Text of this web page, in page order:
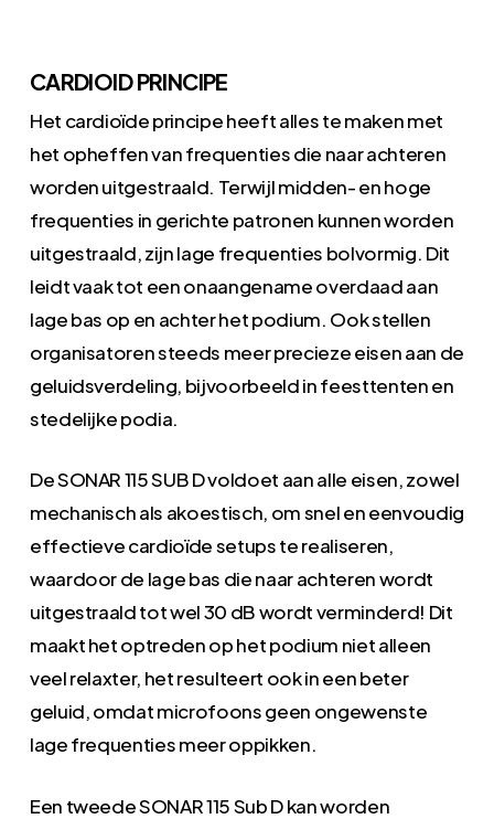
CARDIOID PRINCIPE
Het cardioïde principe heeft alles te maken met
het opheffen van frequenties die naar achteren
worden uitgestraald. Terwijl midden- en hoge
frequenties in gerichte patronen kunnen worden
uitgestraald, zijn lage frequenties bolvormig. Dit
leidt vaak tot een onaangename overdaad aan
lage bas op en achter het podium. Ook stellen
organisatoren steeds meer precieze eisen aan de
geluidsverdeling, bijvoorbeeld in feesttenten en
stedelijke podia.
De SONAR 115 SUB D voldoet aan alle eisen, zowel
mechanisch als akoestisch, om snel en eenvoudig
effectieve cardioïde setups te realiseren,
waardoor de lage bas die naar achteren wordt
uitgestraald tot wel 30 dB wordt verminderd! Dit
maakt het optreden op het podium niet alleen
veel relaxter, het resulteert ook in een beter
geluid, omdat microfoons geen ongewenste
lage frequenties meer oppikken.
Een tweede SONAR 115 Sub D kan worden